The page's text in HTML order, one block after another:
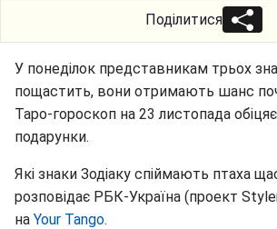
Поділитися
У понеділок представникам трьох
пощастить, вони отримають шанс
Таро-гороскоп на 23 листопада
подарунки.
Які знаки Зодіаку спіймають птаха
розповідає РБК-Україна (проект
на Your Tango.